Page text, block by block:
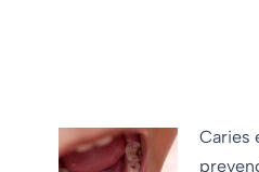
Caries